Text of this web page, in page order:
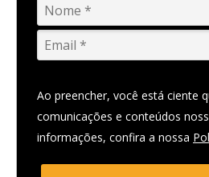
Ao preencher, você está ciente
comunicações e conteúdos
informações, confira a nossa